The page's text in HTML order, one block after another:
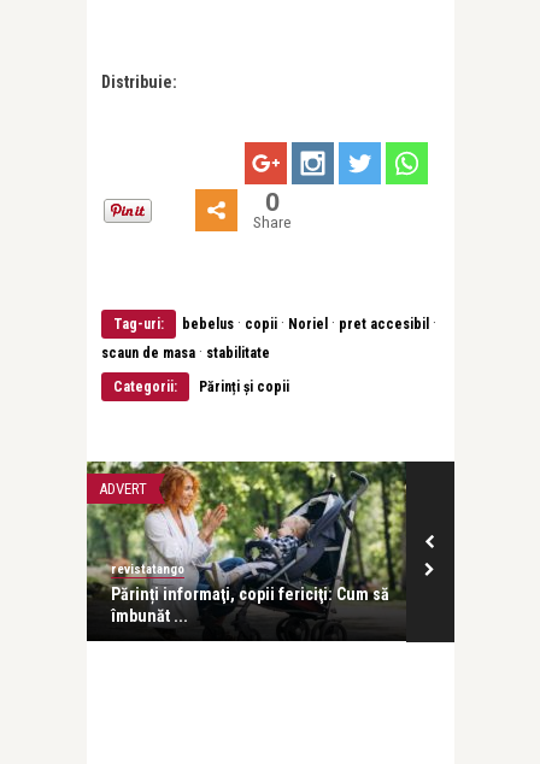
Distribuie:
0
Share
Tag-uri: bebelus · copii · Noriel · pret accesibil ·
scaun de masa · stabilitate
Categorii:
Părinți și copii
ADVERT
revistatango
Părinți informaţi, copii fericiţi: Cum să
îmbunăt ...